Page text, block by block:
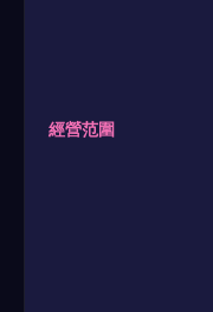
經營范圍